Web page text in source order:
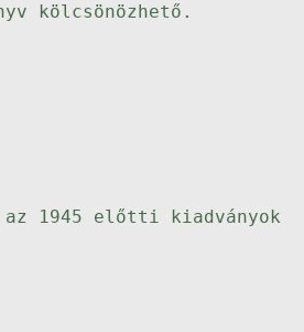
kölcsönözhető.
1945 előtti kiadványok